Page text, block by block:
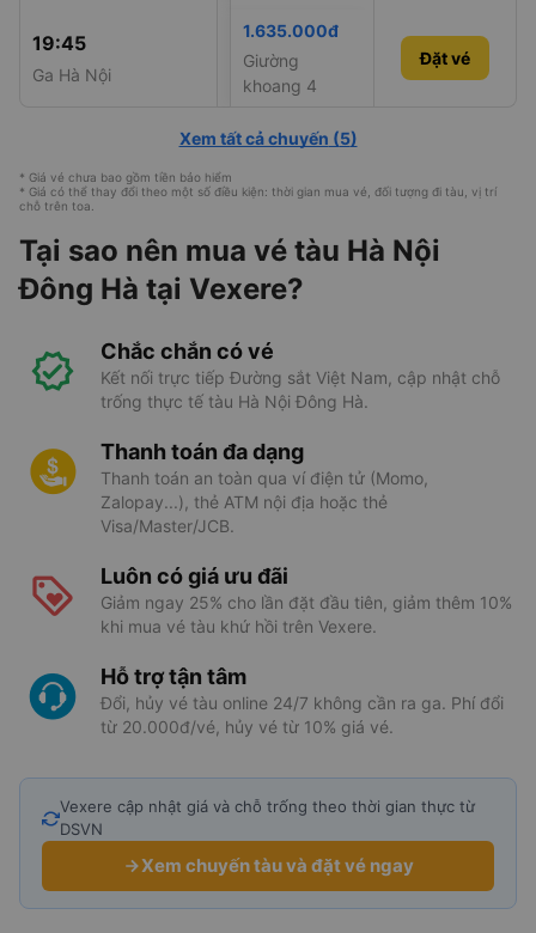
19:45
Ga Hà Nội
07:29
Ga Đông Hà
SE19
1.635.000đ
Giường
khoang 4
Đặt vé
Đặt vé
Xem tất cả chuyến (5)
* Giá vé chưa bao gồm tiền bảo hiểm
* Giá có thể thay đổi theo một số điều kiện: thời gian mua vé, đối tượng đi tàu, vị trí
chỗ trên toa.
Tại sao nên mua vé tàu Hà Nội
Đông Hà tại Vexere?
Chắc chắn có vé
Kết nối trực tiếp Đường sắt Việt Nam, cập nhật chỗ
trống thực tế tàu Hà Nội Đông Hà.
Thanh toán đa dạng
Thanh toán an toàn qua ví điện tử (Momo,
Zalopay...), thẻ ATM nội địa hoặc thẻ
Visa/Master/JCB.
Luôn có giá ưu đãi
Giảm ngay 25% cho lần đặt đầu tiên, giảm thêm 10%
khi mua vé tàu khứ hồi trên Vexere.
Hỗ trợ tận tâm
Đổi, hủy vé tàu online 24/7 không cần ra ga. Phí đổi
từ 20.000đ/vé, hủy vé từ 10% giá vé.
Vexere cập nhật giá và chỗ trống theo thời gian thực từ
DSVN
Xem chuyến tàu và đặt vé ngay